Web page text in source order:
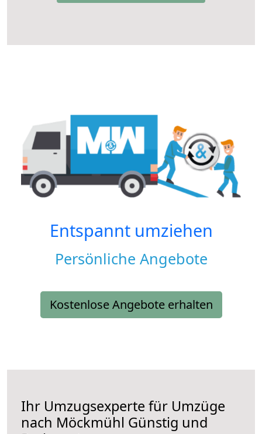
Entspannt umziehen
Persönliche Angebote
Kostenlose Angebote erhalten
Ihr Umzugsexperte für Umzüge
nach Möckmühl Günstig und